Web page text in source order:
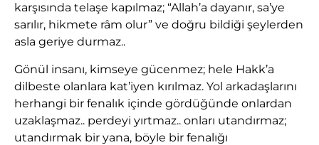
karşısında telaşe kapılmaz; “Allah’a dayanır, sa’ye
sarılır, hikmete râm olur” ve doğru bildiği şeylerden
asla geriye durmaz..
Gönül insanı, kimseye gücenmez; hele Hakk’a
dilbeste olanlara kat’iyen kırılmaz. Yol arkadaşlarını
herhangi bir fenalık içinde gördüğünde onlardan
uzaklaşmaz.. perdeyi yırtmaz.. onları utandırmaz;
utandırmak bir yana, böyle bir fenalığı